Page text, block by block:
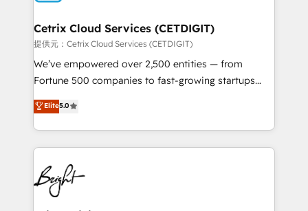
Award 🏆2020 Elite Solutions Partner 🏆2019
Integrations HubSpot Impact Award 🏆2019
Marketing Enablement HubSpot Impact Award 🏆
2018 Website Design HubSpot Impact Award 🏆2017
Growth-Driven Design Agency of the Year 🏆2016
Sales Enablement HubSpot Impact Award 🏆2015
HubSpot COS Performance Award 🏆2014 HubSpot
COS Design Award 🏆2013 HubSpot Marketplace
Cetrix Cloud Services (CETDIGIT)
提供元：Cetrix Cloud Services (CETDIGIT)
We’ve empowered over 2,500 entities — from
Fortune 500 companies to fast-growing startups
and nonprofits — to streamline operations, scale
revenue, and unlock the full potential of HubSpot.
With deep technical and industry expertise, we fuse
automation, integration, and AI innovation to deliver
lasting impact. We specialize in: • Turnkey and end-
to-end HubSpot implementations • Onboarding for
Sales, Service, Marketing & Content Hubs • AI voice
Elite5.0